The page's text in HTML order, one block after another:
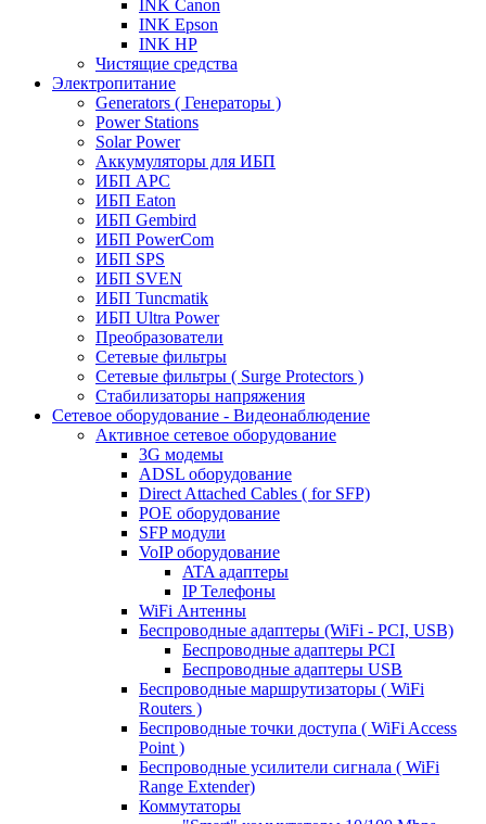
INK Canon
INK Epson
INK HP
Чистящие средства
Электропитание
Generators ( Генераторы )
Power Stations
Solar Power
Аккумуляторы для ИБП
ИБП APC
ИБП Eaton
ИБП Gembird
ИБП PowerCom
ИБП SPS
ИБП SVEN
ИБП Tuncmatik
ИБП Ultra Power
Преобразователи
Сетевые фильтры
Сетевые фильтры ( Surge Protectors )
Стабилизаторы напряжения
Сетевое оборудование - Видеонаблюдение
Активное сетевое оборудование
3G модемы
ADSL оборудование
Direct Attached Cables ( for SFP)
POE оборудование
SFP модули
VoIP оборудование
ATA адаптеры
IP Телефоны
WiFi Антенны
Беспроводные адаптеры (WiFi - PCI, USB)
Беспроводные адаптеры PCI
Беспроводные адаптеры USB
Беспроводные маршрутизаторы ( WiFi
Routers )
Беспроводные точки доступа ( WiFi Access
Point )
Беспроводные усилители сигнала ( WiFi
Range Extender)
Коммутаторы